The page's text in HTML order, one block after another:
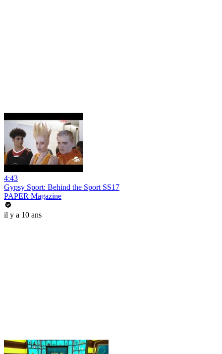
4:43
Gypsy Sport: Behind the Sport SS17
PAPER Magazine
il y a 10 ans